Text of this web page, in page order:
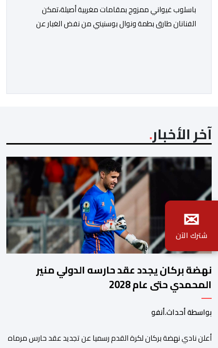
باسلوب غيواني ممزوج بمقامات مغربية أصيلة،تمكن
الفنانان طارق بطمة ونوال بوسنيني من نفض الغبار عن
الفنانان طارق بطمة ونوال بوسنيني أن يعطيا روحا فريدة
آخر الأخبار
نهضة بركان يجدد عقد حارسه الدولي منير
المحمدي حتى عام 2028
بواسطة أحداث.أنفو
​أعلن نادي نهضة بركان لكرة القدم رسميا عن تجديد عقد حارس مرماه
✉
شترك الآن